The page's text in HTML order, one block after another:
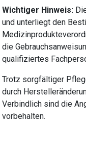
Wichtiger Hinweis:
und unterliegt den
die
qualifiziertes
Trotz sorgfältiger
durch
Verbindlich sind die
vorbehalten.